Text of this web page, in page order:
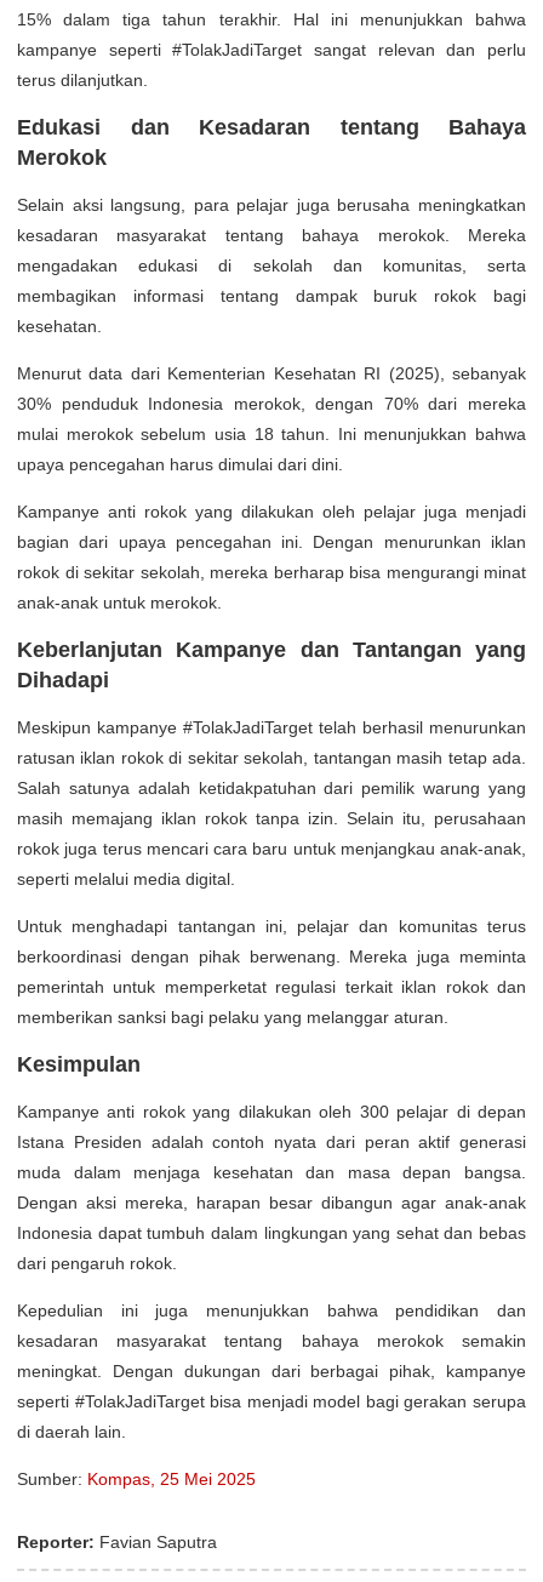
15% dalam tiga tahun terakhir. Hal ini menunjukkan bahwa
kampanye seperti #TolakJadiTarget sangat relevan dan perlu
terus dilanjutkan.
Edukasi dan Kesadaran tentang Bahaya
Merokok
Selain aksi langsung, para pelajar juga berusaha meningkatkan
kesadaran masyarakat tentang bahaya merokok. Mereka
mengadakan edukasi di sekolah dan komunitas, serta
membagikan informasi tentang dampak buruk rokok bagi
kesehatan.
Menurut data dari Kementerian Kesehatan RI (2025), sebanyak
30% penduduk Indonesia merokok, dengan 70% dari mereka
mulai merokok sebelum usia 18 tahun. Ini menunjukkan bahwa
upaya pencegahan harus dimulai dari dini.
Kampanye anti rokok yang dilakukan oleh pelajar juga menjadi
bagian dari upaya pencegahan ini. Dengan menurunkan iklan
rokok di sekitar sekolah, mereka berharap bisa mengurangi minat
anak-anak untuk merokok.
Keberlanjutan Kampanye dan Tantangan yang
Dihadapi
Meskipun kampanye #TolakJadiTarget telah berhasil menurunkan
ratusan iklan rokok di sekitar sekolah, tantangan masih tetap ada.
Salah satunya adalah ketidakpatuhan dari pemilik warung yang
masih memajang iklan rokok tanpa izin. Selain itu, perusahaan
rokok juga terus mencari cara baru untuk menjangkau anak-anak,
seperti melalui media digital.
Untuk menghadapi tantangan ini, pelajar dan komunitas terus
berkoordinasi dengan pihak berwenang. Mereka juga meminta
pemerintah untuk memperketat regulasi terkait iklan rokok dan
memberikan sanksi bagi pelaku yang melanggar aturan.
Kesimpulan
Kampanye anti rokok yang dilakukan oleh 300 pelajar di depan
Istana Presiden adalah contoh nyata dari peran aktif generasi
muda dalam menjaga kesehatan dan masa depan bangsa.
Dengan aksi mereka, harapan besar dibangun agar anak-anak
Indonesia dapat tumbuh dalam lingkungan yang sehat dan bebas
dari pengaruh rokok.
Kepedulian ini juga menunjukkan bahwa pendidikan dan
kesadaran masyarakat tentang bahaya merokok semakin
meningkat. Dengan dukungan dari berbagai pihak, kampanye
seperti #TolakJadiTarget bisa menjadi model bagi gerakan serupa
di daerah lain.
Sumber: Kompas, 25 Mei 2025
Reporter: Favian Saputra